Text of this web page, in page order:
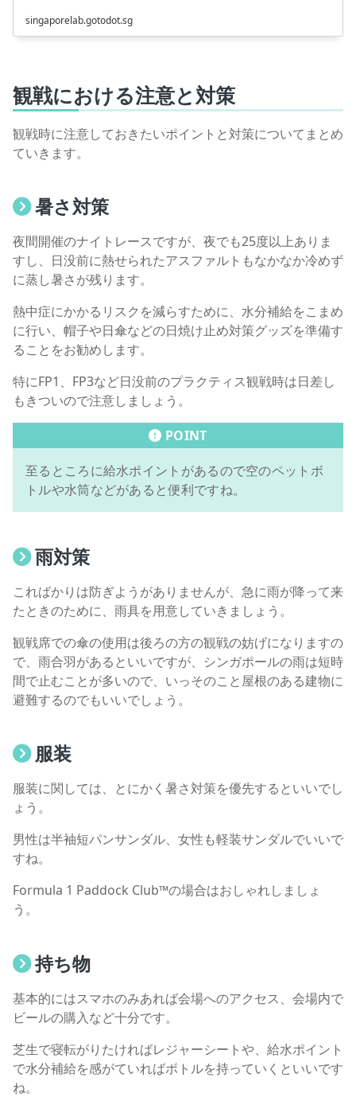
singaporelab.gotodot.sg
観戦における注意と対策
観戦時に注意しておきたいポイントと対策についてまとめ
ていきます。
暑さ対策
夜間開催のナイトレースですが、夜でも25度以上ありま
すし、日没前に熱せられたアスファルトもなかなか冷めず
に蒸し暑さが残ります。
熱中症にかかるリスクを減らすために、水分補給をこまめ
に行い、帽子や日傘などの日焼け止め対策グッズを準備す
ることをお勧めします。
特にFP1、FP3など日没前のプラクティス観戦時は日差し
もきついので注意しましょう。
POINT
至るところに給水ポイントがあるので空のペットボ
トルや水筒などがあると便利ですね。
雨対策
こればかりは防ぎようがありませんが、急に雨が降って来
たときのために、雨具を用意していきましょう。
観戦席での傘の使用は後ろの方の観戦の妨げになりますの
で、雨合羽があるといいですが、シンガポールの雨は短時
間で止むことが多いので、いっそのこと屋根のある建物に
避難するのでもいいでしょう。
服装
服装に関しては、とにかく暑さ対策を優先するといいでし
ょう。
男性は半袖短パンサンダル、女性も軽装サンダルでいいで
すね。
Formula 1 Paddock Club™の場合はおしゃれしましょ
う。
持ち物
基本的にはスマホのみあれば会場へのアクセス、会場内で
ビールの購入など十分です。
芝生で寝転がりたければレジャーシートや、給水ポイント
で水分補給を感がていればボトルを持っていくといいです
ね。